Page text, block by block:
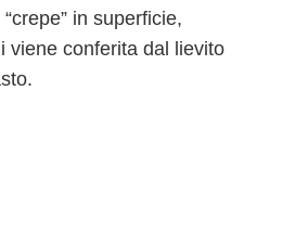
in superficie,
viene conferita dal lievito